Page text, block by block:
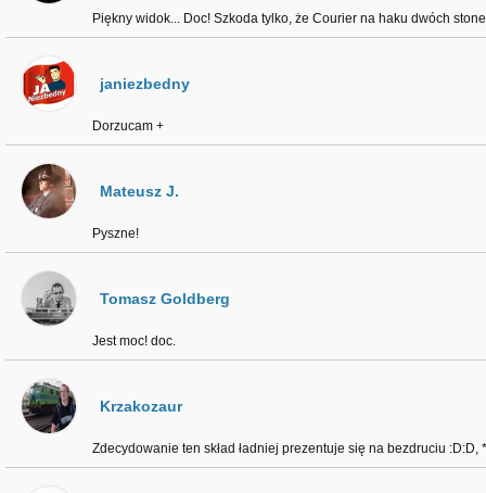
Piękny widok... Doc! Szkoda tylko, że Courier na haku dwóch
janiezbedny
Dorzucam +
Mateusz J.
Pyszne!
Tomasz Goldberg
Jest moc! doc.
Krzakozaur
Zdecydowanie ten skład ładniej prezentuje się na bezdruciu :D:D,